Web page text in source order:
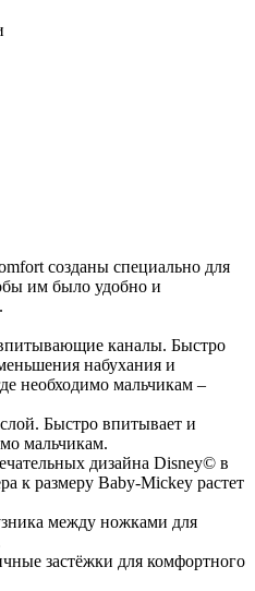
созданы специально для
им было удобно и
каналы. Быстро
набухания и
необходимо мальчикам –
Быстро впитывает и
мальчикам.
дизайна Disney© в
к размеру Baby-Miсkey растет
между ножками для
застёжки для комфортного